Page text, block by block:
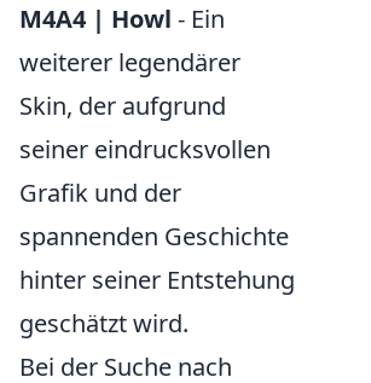
M4A4 | Howl - Ein
weiterer legendärer
Skin, der aufgrund
seiner eindrucksvollen
Grafik und der
spannenden Geschichte
hinter seiner Entstehung
geschätzt wird.
Bei der Suche nach